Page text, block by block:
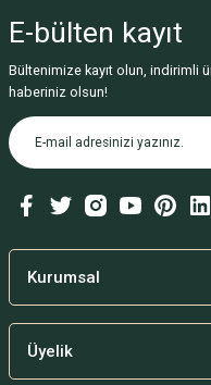
E-bülten kayıt
Bültenimize kayıt olun, indirimli
haberiniz olsun!
Kurumsal
Üyelik